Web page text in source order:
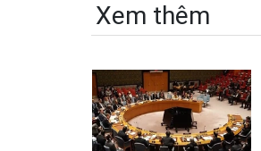
Xem thêm